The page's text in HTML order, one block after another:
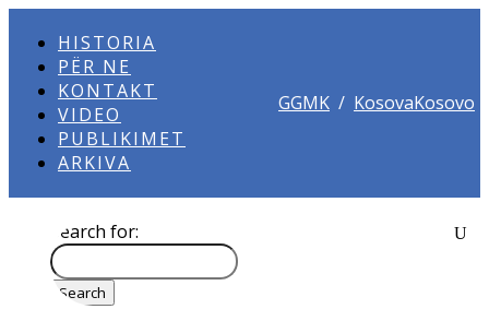
HISTORIA
PËR NE
KONTAKT
VIDEO
PUBLIKIMET
ARKIVA
GGMK / KosovaKosovo
Search for: